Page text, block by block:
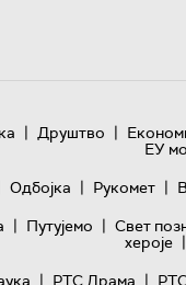
| Друштво |
ЕУ
Одбојка | Рукомет |
| Путујемо | Свет
хероје |
| РТС Драма |